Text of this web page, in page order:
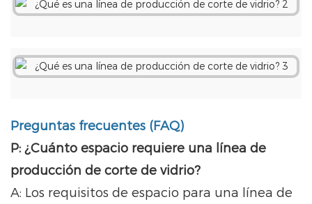
Preguntas frecuentes (FAQ)
P: ¿Cuánto espacio requiere una línea de
producción de corte de vidrio?
A: Los requisitos de espacio para una línea de